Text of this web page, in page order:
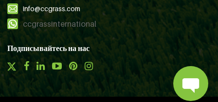
info@ccgrass.com
ccgrassinternational
Подписывайтесь на нас